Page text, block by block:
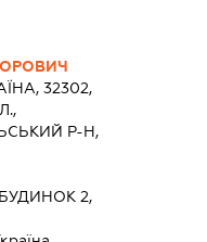
32302,
Р-Н,
2,